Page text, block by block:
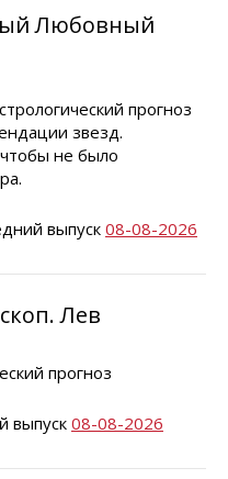
Любовный
прогноз
звезд.
не было
выпуск 08-08-2026
Лев
прогноз
выпуск 08-08-2026